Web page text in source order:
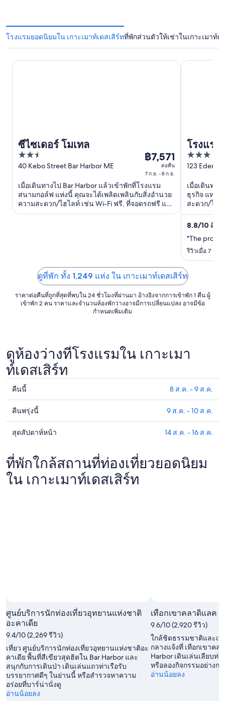
โรงแรมยอดนิยมใน เกาะเมาท์เดสเสิร์ทที่พักส่วนตัวให้เช่าในเกาะเมาท์เ
ซีไซเดอร์ โมเทล
2.5
out
5
40 Kebo Street Bar Harbor ME
ราคา
฿7,571
คืน
เข้า
พัก
8
ก.ย.
฿7,571
ต่อคืน
7 ก.ย. - 8 ก.ย.
เมื่อเดินทางไป Bar Harbor แล้วเข้าพักที่โรงแรม
สนามกอล์ฟ แห่งนี้ คุณจะได้เพลิดเพลินกับสิ่งอำนวย
ความสะดวก/ไฮไลท์ เช่น Wi-Fi ฟรี, ที่จอดรถฟรี และ
ช่องเคเบิล ผู้เข้าพักที่จองกับเรารีวิวว่าชอบพนักงาน
ซีไซเดอร์ โมเทล
โรงแรม
Harbor
IHG
3
out
5
123 Eden
เมื่อเดินทา
ธุรกิจ แห่ง
สะดวก/ไฮไ
ท่าจอดเรือ
น้ำและพนัก
8.8/10 ดีเลิ
"The
รีวิวเมื่อ 7 ส.ค
โรงแรม
ดูที่พัก ทั้ง 1,249 แห่ง ใน เกาะเมาท์เดสเสิร์ท
ราคาต่อคืนที่ถูกที่สุดที่พบใน 24 ชั่วโมงที่ผ่านมา อ้างอิงจากการเข้าพัก 1 คืน ผู้
เข้าพัก 2 คน ราคาและจำนวนห้องพักว่างอาจมีการเปลี่ยนแปลง อาจมีข้อ
กำหนดเพิ่มเติม
ดูห้องว่างที่โรงแรมใน เกาะเมา
ท์เดสเสิร์ท
ดูรา
คา
ที่พัก
ใน
เกาะ
เมา
ท์เดส
เสิร์ท
คืนนี้ 8 ส.ค. - 9 ส.ค.
ดูรา
คา
ที่พัก
เกาะ
เมา
ท์เดส
ส.ค.
คืนพรุ่งนี้ 9 ส.ค. - 10 ส.ค.
ดูรา
ที่พัก
ใน
เกาะ
16
ส.ค.
สุดสัปดาห์หน้า 14 ส.ค. - 16 ส.ค.
ที่พักใกล้สถานที่ท่องเที่ยวยอดนิยม
ใน เกาะเมาท์เดสเสิร์ท
ศูนย์บริการนักท่องเที่ยวอุทยานแห่งชาติ
อะคาเดีย
9.4/10 (2,269 รีวิว)
เที่ยว ศูนย์บริการนักท่องเที่ยวอุทยานแห่งชาติอะ
คาเดีย พื้นที่สีเขียวสุดฮิตใน Bar Harbor และ
สนุกกับการเดินป่า เดินเล่นแถวท่าเรือรับ
บรรยากาศดีๆ ในย่านนี้ หรือสำรวจหาความ
อร่อยที่บาร์น่านั่งดู
อ่านน้อยลง
เทือกเขาคลาดิแลค
9.6/10 (2,920 รีวิว)
ใกล้ชิดธรรมชาติและเ
กลางแจ้งที่ เทือกเขาคล
Harbor เดินเล่นเลียบท่
หรือลองกิจกรรมอย่างก
อ่านน้อยลง